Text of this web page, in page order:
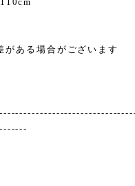
ある場合がございます